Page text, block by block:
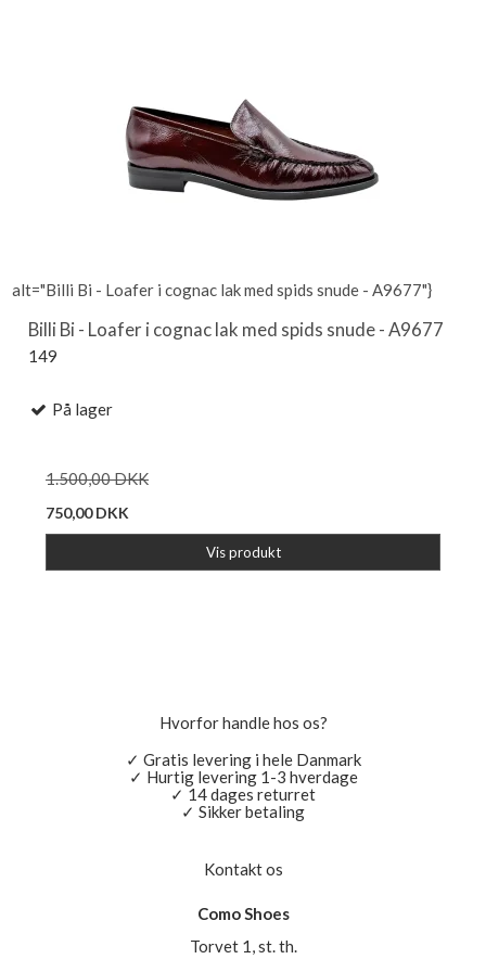
alt="Billi Bi - Loafer i cognac lak med spids snude - A9677"}
Billi Bi - Loafer i cognac lak med spids snude - A9677
149
På lager
1.500,00 DKK
750,00 DKK
Vis produkt
Hvorfor handle hos os?
✓ Gratis levering i hele Danmark
✓ Hurtig levering 1-3 hverdage
✓ 14 dages returret
✓ Sikker betaling
Kontakt os
Como Shoes
Torvet 1, st. th.